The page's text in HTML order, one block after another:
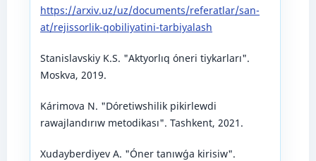
https://arxiv.uz/uz/documents/referatlar/san-
at/rejissorlik-qobiliyatini-tarbiyalash
Stanislavskiy K.S. "Aktyorlıq óneri tiykarları".
Moskva, 2019.
Kárimova N. "Dóretiwshilik pikirlewdi
rawajlandırıw metodikası". Tashkent, 2021.
Xudayberdiyev A. "Óner tanıwǵa kirisiw".